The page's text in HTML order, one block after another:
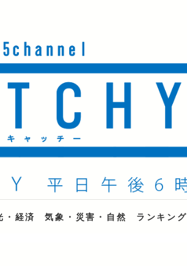
・経済 気象・災害・自然 ランキング